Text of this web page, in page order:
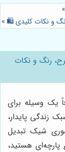
»
و نکات کلیدی 🛍️»
رنگ و نکات
یک وسیله برای
زندگی پایدار،
شیک تبدیل
هستید،